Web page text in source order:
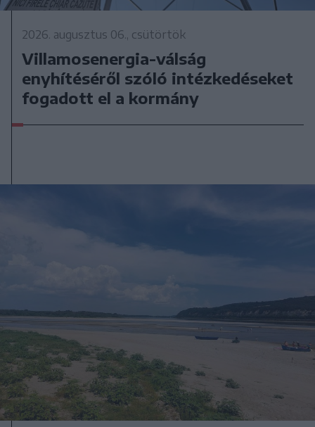
2026. augusztus 06., csütörtök
Villamosenergia-válság
enyhítéséről szóló intézkedéseket
fogadott el a kormány